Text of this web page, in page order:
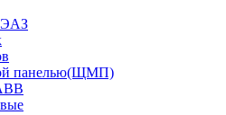
панелью(ЩМП)